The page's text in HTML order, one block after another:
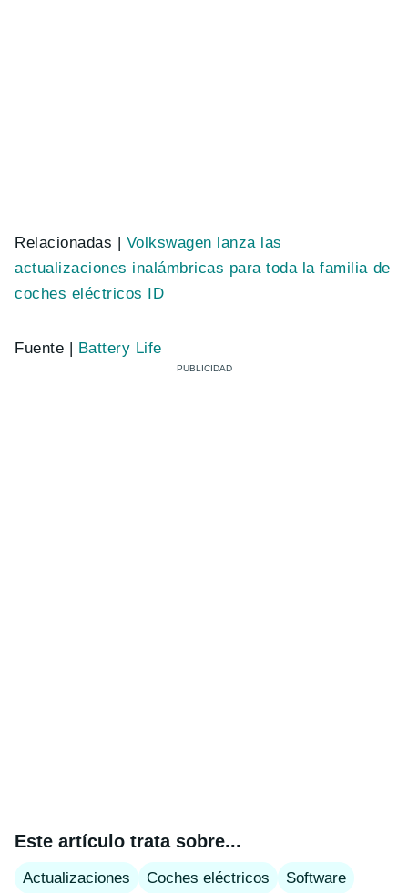
Relacionadas | Volkswagen lanza las
actualizaciones inalámbricas para toda la familia de
coches eléctricos ID
Fuente | Battery Life
Este artículo trata sobre...
Actualizaciones Coches eléctricos Software